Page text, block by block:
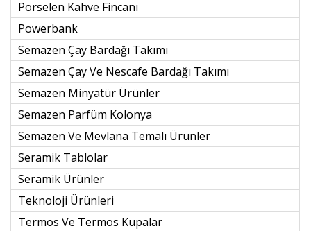
Porselen Kahve Fincanı
Powerbank
Semazen Çay Bardağı Takımı
Semazen Çay Ve Nescafe Bardağı Takımı
Semazen Minyatür Ürünler
Semazen Parfüm Kolonya
Semazen Ve Mevlana Temalı Ürünler
Seramik Tablolar
Seramik Ürünler
Teknoloji Ürünleri
Termos Ve Termos Kupalar